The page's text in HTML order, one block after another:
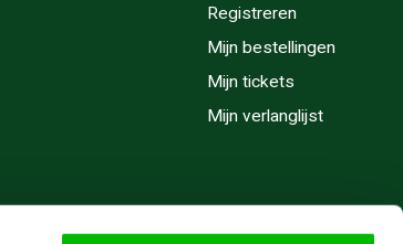
Registreren
Mijn bestellingen
Mijn tickets
Mijn verlanglijst